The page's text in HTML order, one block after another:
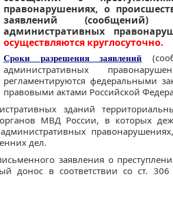
правонарушениях, о
заявлений
административных
осуществляются круглосуточно.
Сроки разрешения заявлений
административных
регламентируются федеральными
правовыми актами Российской
зданий
МВД России, в которых
дел.
заявления о
донос в соответствии со ст.